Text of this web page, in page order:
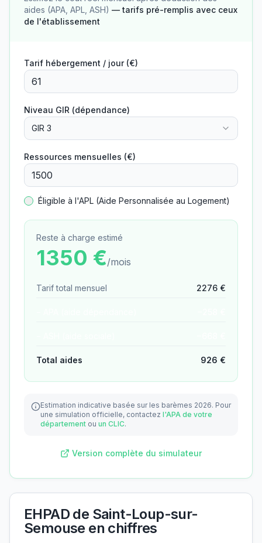
aides (APA, APL, ASH) — tarifs pré-remplis avec ceux
de l'établissement
Tarif hébergement / jour (€)
Niveau GIR (dépendance)
GIR 3
Ressources mensuelles (€)
Éligible à l'APL (Aide Personnalisée au Logement)
Reste à charge estimé
1350 €/mois
Tarif total mensuel 2276 €
Total aides 926 €
Estimation indicative basée sur les barèmes 2026. Pour
une simulation officielle, contactez l'APA de votre
département ou un CLIC.
Version complète du simulateur
EHPAD de Saint-Loup-sur-
Semouse en chiffres